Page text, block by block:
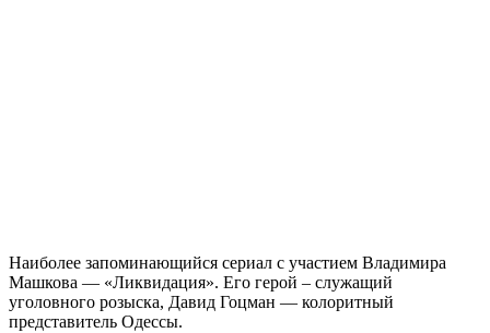
Наиболее запоминающийся сериал с участием Владимира
Машкова — «Ликвидация». Его герой – служащий
уголовного розыска, Давид Гоцман — колоритный
представитель Одессы.